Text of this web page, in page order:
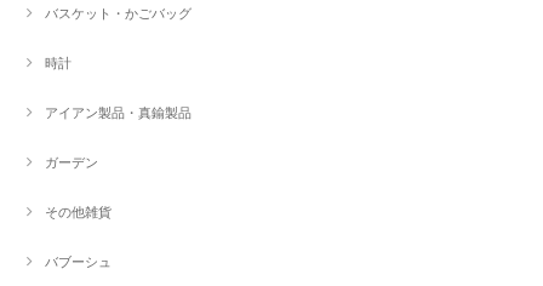
バスケット・かごバッグ
時計
アイアン製品・真鍮製品
ガーデン
その他雑貨
バブーシュ